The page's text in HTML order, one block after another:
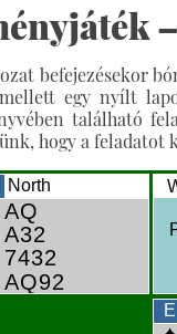
befejezésekor
egy nyílt
található
hogy a feladatot